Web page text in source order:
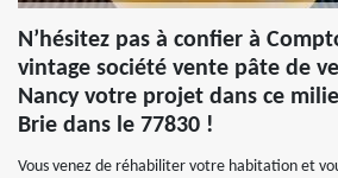
N’hésitez pas à confier à
vintage société vente pâte de
Nancy votre projet dans ce
Brie dans le 77830 !
Vous venez de réhabiliter votre habitation et